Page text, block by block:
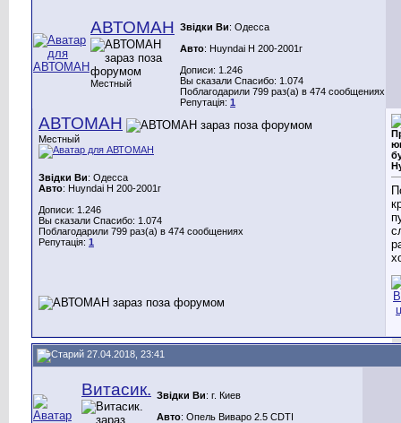
АВТОМАН
Местный
Звідки Ви: Одесса
Авто: Huyndai H 200-2001г
Дописи: 1.246
Вы сказали Спасибо: 1.074
Поблагодарили 799 раз(а) в 474 сообщениях
Репутація: 1
АВТОМАН
Местный
Звідки Ви: Одесса
Авто: Huyndai H 200-2001г
Дописи: 1.246
Вы сказали Спасибо: 1.074
Поблагодарили 799 раз(а) в 474 сообщениях
Репутація: 1
27.04.2018, 23:41
Витасик. Звідки Ви: г. Киев
Авто: Опель Виваро 2.5 CDTI